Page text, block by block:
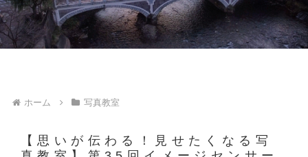
ホーム 写真教室
【思いが伝わる！見せたくなる写